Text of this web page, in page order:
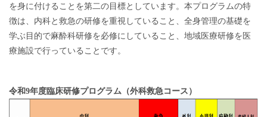
を身に付けることを第二の目標としています。本プログラムの特
徴は、内科と救急の研修を重視していること、全身管理の基礎を
学ぶ目的で麻酔科研修を必修にしていること、地域医療研修を医
療施設で行っていることです。
令和9年度臨床研修プログラム（外科救急コース）